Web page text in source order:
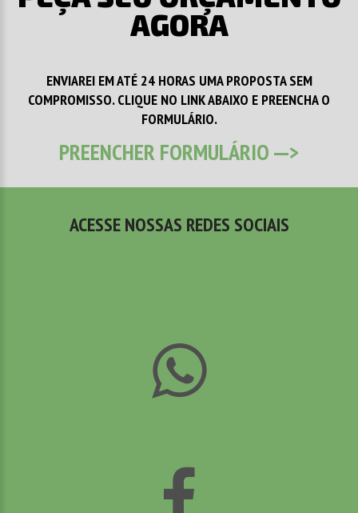
AGORA
ENVIAREI EM ATÉ 24 HORAS UMA PROPOSTA SEM
COMPROMISSO. CLIQUE NO LINK ABAIXO E PREENCHA O
FORMULÁRIO.
PREENCHER FORMULÁRIO --->
ACESSE NOSSAS REDES SOCIAIS